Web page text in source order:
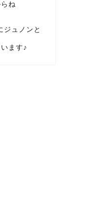
ね
ジュノンと
ます♪